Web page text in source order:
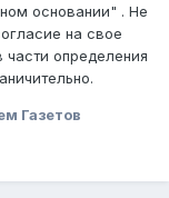
основании" . Не
на свое
определения
Газетов